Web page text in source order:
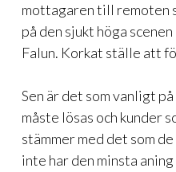
mottagaren till remoten
på den sjukt höga
Falun. Korkat ställe att
Sen är det som vanligt
måste lösas och kunder
stämmer med det som
inte har den minsta